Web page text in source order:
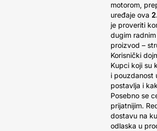
motorom,
uređaje ova
je proveriti
dugim
proizvod –
Korisnički
Kupci koji su
i pouzdanost
postavlja i
Posebno se
prijatnijim.
dostavu na
odlaska u